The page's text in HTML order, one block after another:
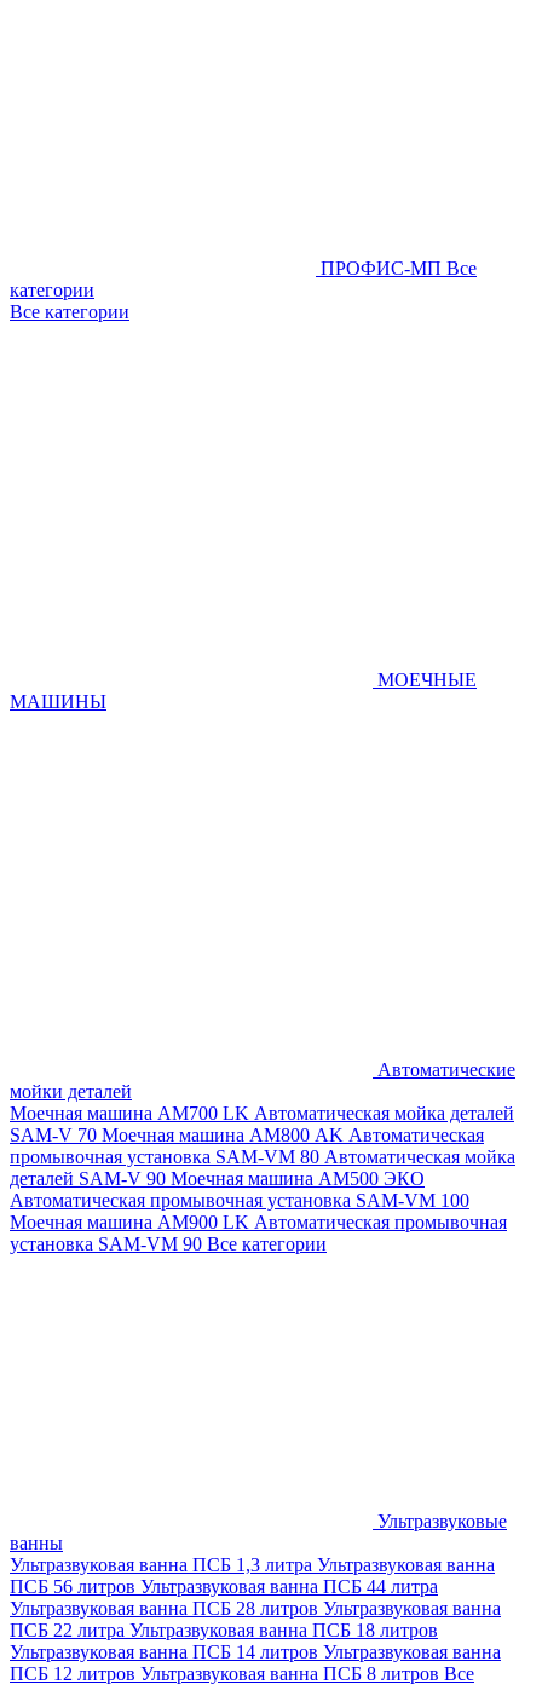
ПРОФИС-МП Все
категории
Все категории
МОЕЧНЫЕ
МАШИНЫ
Автоматические
мойки деталей
Моечная машина AM700 LK Автоматическая мойка деталей
SAM-V 70 Моечная машина АМ800 AK Автоматическая
промывочная установка SAM-VM 80 Автоматическая мойка
деталей SAM-V 90 Моечная машина АМ500 ЭКО
Автоматическая промывочная установка SAM-VM 100
Моечная машина AM900 LK Автоматическая промывочная
установка SAM-VM 90 Все категории
Ультразвуковые
ванны
Ультразвуковая ванна ПСБ 1,3 литра Ультразвуковая ванна
ПСБ 56 литров Ультразвуковая ванна ПСБ 44 литра
Ультразвуковая ванна ПСБ 28 литров Ультразвуковая ванна
ПСБ 22 литра Ультразвуковая ванна ПСБ 18 литров
Ультразвуковая ванна ПСБ 14 литров Ультразвуковая ванна
ПСБ 12 литров Ультразвуковая ванна ПСБ 8 литров Все